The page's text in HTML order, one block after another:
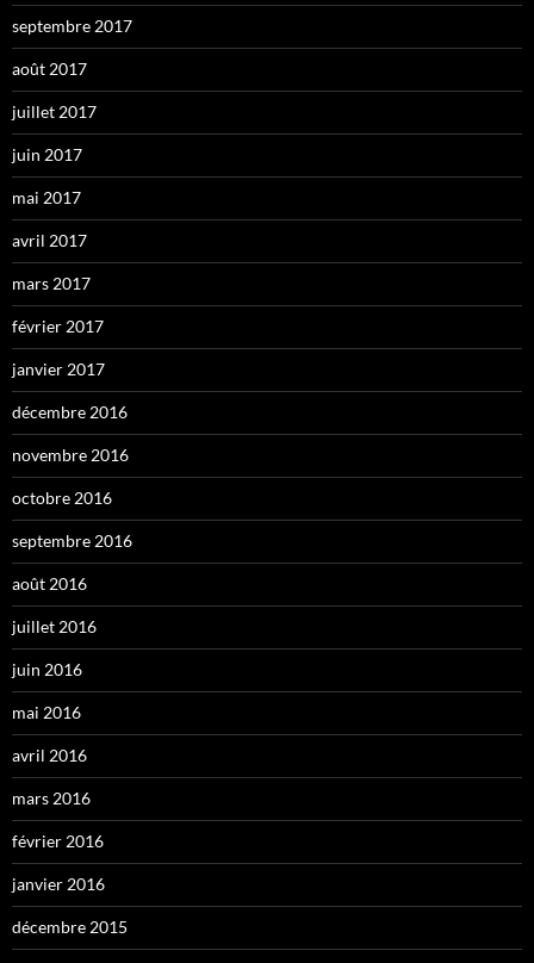
septembre 2017
août 2017
juillet 2017
juin 2017
mai 2017
avril 2017
mars 2017
février 2017
janvier 2017
décembre 2016
novembre 2016
octobre 2016
septembre 2016
août 2016
juillet 2016
juin 2016
mai 2016
avril 2016
mars 2016
février 2016
janvier 2016
décembre 2015